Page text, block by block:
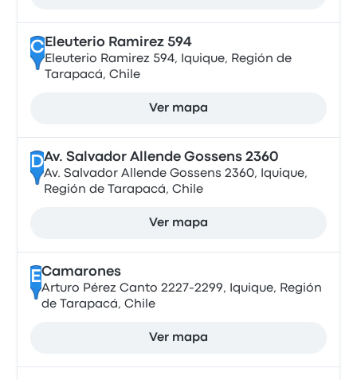
CEleuterio Ramirez 594
Eleuterio Ramirez 594, Iquique, Región de
Tarapacá, Chile
Ver mapa
DAv. Salvador Allende Gossens 2360
Av. Salvador Allende Gossens 2360, Iquique,
Región de Tarapacá, Chile
Ver mapa
ECamarones
Arturo Pérez Canto 2227-2299, Iquique, Región
de Tarapacá, Chile
Ver mapa